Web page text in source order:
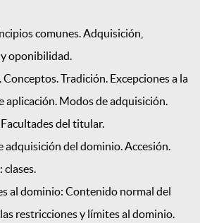
comunes. Adquisición,
oponibilidad.
Tradición. Excepciones a la
aplicación. Modos de adquisición.
del titular.
adquisición del dominio. Accesión.
al dominio: Contenido normal del
restricciones y límites al dominio.